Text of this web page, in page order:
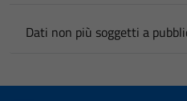
Dati non più soggetti a